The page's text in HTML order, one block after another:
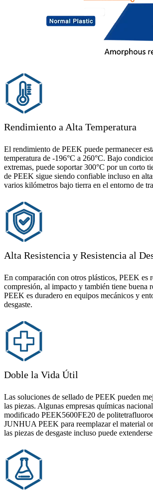
Rendimiento a Alta Temperatura
El rendimiento de PEEK puede permanecer
temperatura de -196°C a 260°C. Bajo
extremas, puede soportar 300°C por un corto
de PEEK sigue siendo confiable incluso en
varios kilómetros bajo tierra en el entorno de
Alta Resistencia y Resistencia al
En comparación con otros plásticos, PEEK es
compresión, al impacto y también tiene buena
PEEK es duradero en equipos mecánicos y
desgaste.
Doble la Vida Útil
Las soluciones de sellado de PEEK pueden
las piezas. Algunas empresas químicas
modificado PEEK5600FE20 de
JUNHUA PEEK para reemplazar el material
las piezas de desgaste incluso puede